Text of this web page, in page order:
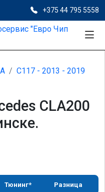
+375 44 795 5558
C117 - 2013 - 2019
CLA200
Тюнинг* Разница